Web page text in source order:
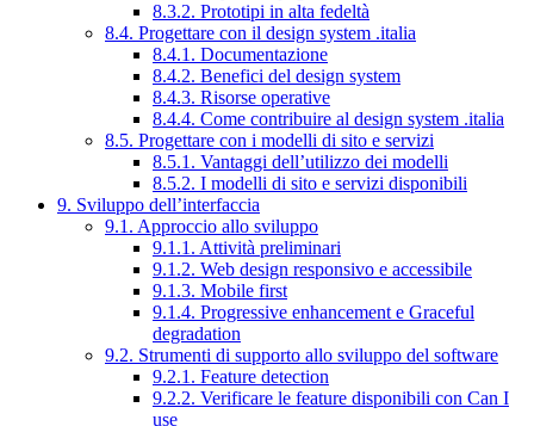
8.3.2. Prototipi in alta fedeltà
8.4. Progettare con il design system .italia
8.4.1. Documentazione
8.4.2. Benefici del design system
8.4.3. Risorse operative
8.4.4. Come contribuire al design system .italia
8.5. Progettare con i modelli di sito e servizi
8.5.1. Vantaggi dell’utilizzo dei modelli
8.5.2. I modelli di sito e servizi disponibili
9. Sviluppo dell’interfaccia
9.1. Approccio allo sviluppo
9.1.1. Attività preliminari
9.1.2. Web design responsivo e accessibile
9.1.3. Mobile first
9.1.4. Progressive enhancement e Graceful
degradation
9.2. Strumenti di supporto allo sviluppo del software
9.2.1. Feature detection
9.2.2. Verificare le feature disponibili con Can I
use